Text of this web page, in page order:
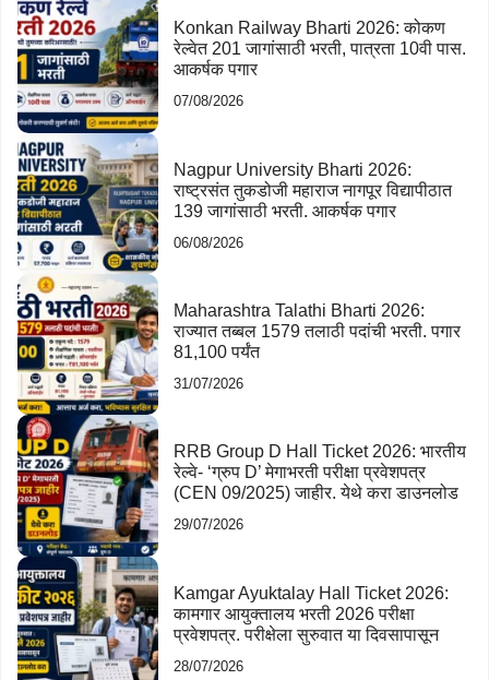
Konkan Railway Bharti 2026: कोकण
रेल्वेत 201 जागांसाठी भरती, पात्रता 10वी पास.
आकर्षक पगार
07/08/2026
Nagpur University Bharti 2026:
राष्ट्रसंत तुकडोजी महाराज नागपूर विद्यापीठात
139 जागांसाठी भरती. आकर्षक पगार
06/08/2026
Maharashtra Talathi Bharti 2026:
राज्यात तब्बल 1579 तलाठी पदांची भरती. पगार
81,100 पर्यंत
31/07/2026
RRB Group D Hall Ticket 2026: भारतीय
रेल्वे- ‘ग्रुप D’ मेगाभरती परीक्षा प्रवेशपत्र
(CEN 09/2025) जाहीर. येथे करा डाउनलोड
29/07/2026
Kamgar Ayuktalay Hall Ticket 2026:
कामगार आयुक्तालय भरती 2026 परीक्षा
प्रवेशपत्र. परीक्षेला सुरुवात या दिवसापासून
28/07/2026